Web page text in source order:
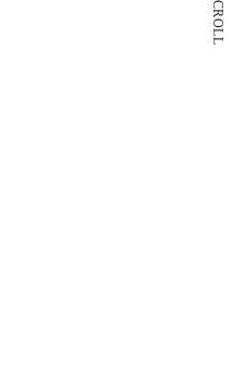
SCROLL